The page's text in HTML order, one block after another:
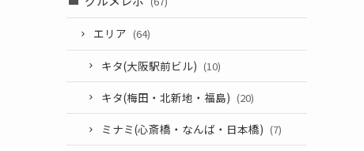
エリア (64)
キタ(大阪駅前ビル) (10)
キタ(梅田・北新地・福島) (20)
ミナミ(心斎橋・なんば・日本橋) (7)